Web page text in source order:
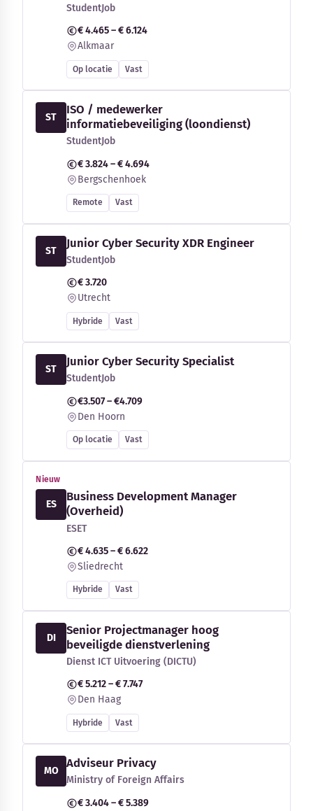
StudentJob
€ 4.465 – € 6.124
Alkmaar
Op locatie Vast
ST
ISO / medewerker
informatiebeveiliging (loondienst)
StudentJob
€ 3.824 – € 4.694
Bergschenhoek
Remote Vast
ST
Junior Cyber Security XDR Engineer
StudentJob
€ 3.720
Utrecht
Hybride Vast
ST
Junior Cyber Security Specialist
StudentJob
€3.507 – €4.709
Den Hoorn
Op locatie Vast
Nieuw
ES
Business Development Manager
(Overheid)
ESET
€ 4.635 – € 6.622
Sliedrecht
Hybride Vast
DI
Senior Projectmanager hoog
beveiligde dienstverlening
Dienst ICT Uitvoering (DICTU)
€ 5.212 – € 7.747
Den Haag
Hybride Vast
MO
Adviseur Privacy
Ministry of Foreign Affairs
€ 3.404 – € 5.389